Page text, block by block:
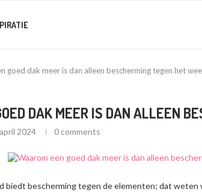
goed dak meer is dan alleen bescherming tegen het
DAK MEER IS DAN ALLEEN
2024 0 comments
biedt bescherming tegen de elementen; dat weten